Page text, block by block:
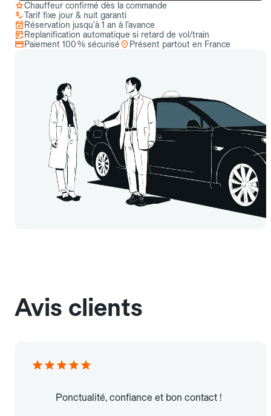
Chauffeur confirmé dès la commande
Tarif fixe jour & nuit garanti
Réservation jusqu’à 1 an à l’avance
Replanification automatique si retard de vol/train
Paiement 100 % sécurisé
Présent partout en France
Avis clients
Ponctualité, confiance et bon contact !